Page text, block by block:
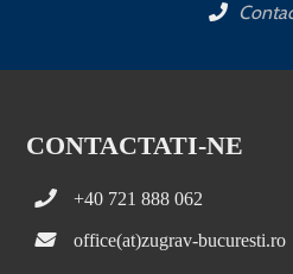
CONTACTATI-NE
+40 721 888 062
office(at)zugrav-bucuresti.ro